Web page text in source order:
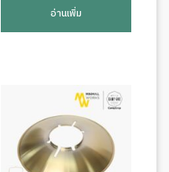
อ่านเพิ่ม